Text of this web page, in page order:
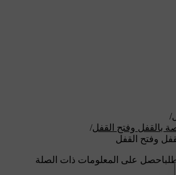
/
بالقفل وفتح القفل/
وفتح القفل
احصل على المعلومات ذات الصلة